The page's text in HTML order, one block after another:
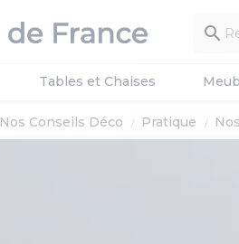

Tables et Chaises
Nos Conseils Déco Pratique